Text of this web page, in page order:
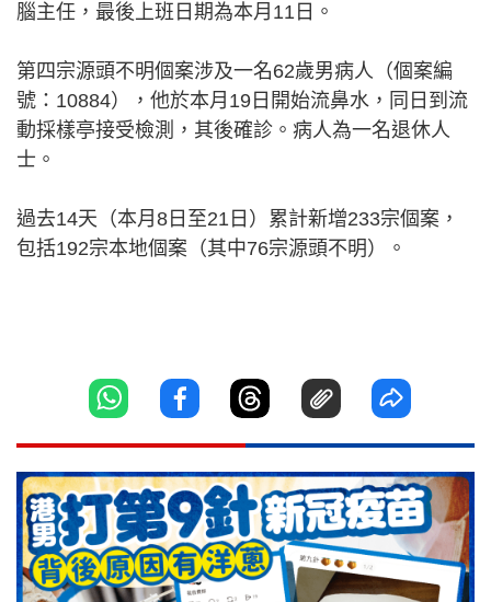
腦主任，最後上班日期為本月11日。
第四宗源頭不明個案涉及一名62歲男病人（個案編
號：10884），他於本月19日開始流鼻水，同日到流
動採樣亭接受檢測，其後確診。病人為一名退休人
士。
過去14天（本月8日至21日）累計新增233宗個案，
包括192宗本地個案（其中76宗源頭不明）。